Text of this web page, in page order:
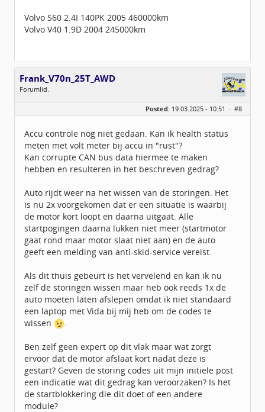
Volvo S60 2.4I 140PK 2005 460000km
Volvo V40 1.9D 2004 245000km
Frank_V70n_25T_AWD
Forumlid.
Leeftijd:
54
Geregistreerd:02 / 2025
Posted: 19.03.2025 - 10:51 · #8
Accu controle nog niet gedaan. Kan ik health status
meten met volt meter bij accu in "rust"?
Kan corrupte CAN bus data hiermee te maken
hebben en resulteren in het beschreven gedrag?
Auto rijdt weer na het wissen van de storingen. Het
is nu 2x voorgekomen dat er een situatie is waarbij
de motor kort loopt en daarna uitgaat. Alle
startpogingen daarna lukken niet meer (startmotor
gaat rond maar motor slaat niet aan) en de auto
geeft een melding van anti-skid-service vereist.
Als dit thuis gebeurt is het vervelend en kan ik nu
zelf de storingen wissen maar heb ook reeds 1x de
auto moeten laten afslepen omdat ik niet standaard
een laptop met Vida bij mij heb om de codes te
wissen
Ben zelf geen expert op dit vlak maar wat zorgt
ervoor dat de motor afslaat kort nadat deze is
gestart? Geven de storing codes uit mijn initiele post
een indicatie wat dit gedrag kan veroorzaken? Is het
de startblokkering die dit doet of een andere
module?